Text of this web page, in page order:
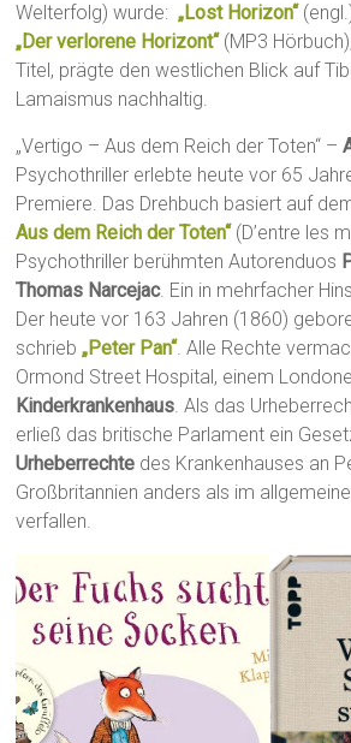
Welterfolg) wurde:„Lost Horizon“
„Der verlorene Horizont“(MP3
Titel, prägte den westlichen Blick auf
Lamaismus nachhaltig.
„Vertigo – Aus dem Reich der Toten“ –
Psychothriller erlebte heute vor 65
Premiere. Das Drehbuch basiert auf
Aus dem Reich der Toten“(D’entre les
Psychothriller berühmten Autorenduos
Thomas Narcejac. Ein in mehrfacher
Der heute vor 163 Jahren (1860)
schrieb„Peter Pan“. Alle Rechte
Ormond Street Hospital, einem
Kinderkrankenhaus. Als das
erließ das britische Parlament ein
Urheberrechte des Krankenhauses an
Großbritannien anders als im
verfallen.